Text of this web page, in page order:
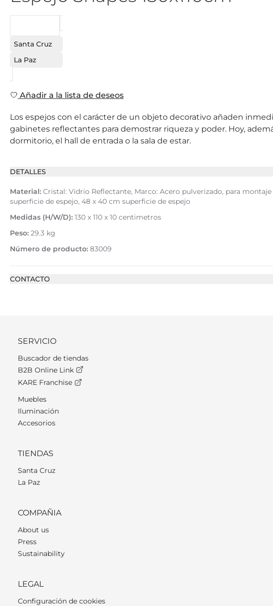
Santa Cruz
La Paz
Añadir a la lista de deseos
Los espejos con el carácter de un objeto decorativo añaden
gabinetes reflectantes para demostrar riqueza y poder. Hoy,
dormitorio, el hall de entrada o la sala de estar.
DETALLES
Material: Cristal: Vidrio Reflectante, Marco: Acero pulverizado, para
superficie de espejo, 48 x 40 cm superficie de espejo
Medidas (H/W/D): 130 x 110 x 10 centimetros
Peso: 29.3 kg
Número de producto: 83009
CONTACTO
SERVICIO
Buscador de tiendas
B2B Online Link
KARE Franchise
Muebles
Iluminación
Accesorios
TIENDAS
Santa Cruz
La Paz
COMPAÑIA
About us
Press
Sustainability
LEGAL
Configuración de cookies